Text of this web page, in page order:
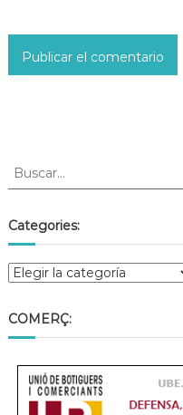
Categories:
COMERÇ: